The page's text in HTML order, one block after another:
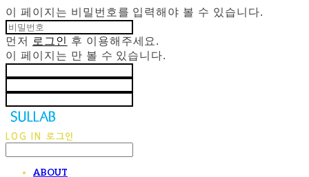
이 페이지는 비밀번호를 입력해야 볼 수 있습니다.
먼저 로그인 후 이용해주세요.
이 페이지는 만 볼 수 있습니다.
LOG IN 로그인
ABOUT